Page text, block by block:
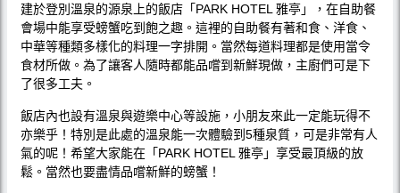
建於登別溫泉的源泉上的飯店「PARK HOTEL 雅亭」，在自助餐
會場中能享受螃蟹吃到飽之趣。這裡的自助餐有著和食、洋食、
中華等種類多樣化的料理一字排開。當然每道料理都是使用當令
食材所做。為了讓客人隨時都能品嚐到新鮮現做，主廚們可是下
了很多工夫。
飯店內也設有溫泉與遊樂中心等設施，小朋友來此一定能玩得不
亦樂乎！特別是此處的溫泉能一次體驗到5種泉質，可是非常有人
氣的呢！希望大家能在「PARK HOTEL 雅亭」享受最頂級的放
鬆。當然也要盡情品嚐新鮮的螃蟹！